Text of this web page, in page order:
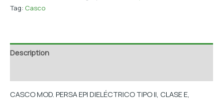
Tag: Casco
Description
CASCO MOD. PERSA EPI DIELÉCTRICO TIPO II, CLASE E,